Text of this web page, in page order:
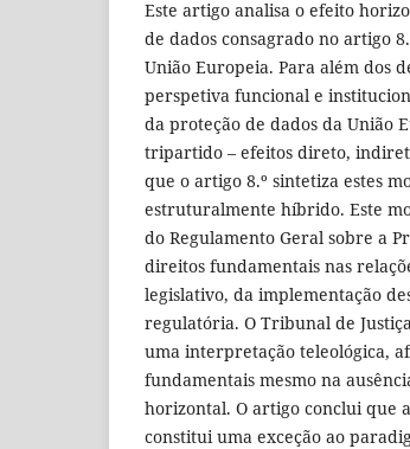
Este artigo analisa o efeito
de dados consagrado no artigo
União Europeia. Para além dos
perspetiva funcional e
da proteção de dados da União
tripartido – efeitos direto,
que o artigo 8.º sintetiza estes
estruturalmente híbrido. Este
do Regulamento Geral sobre a
direitos fundamentais nas
legislativo, da implementação
regulatória. O Tribunal de
uma interpretação teleológica,
fundamentais mesmo na
horizontal. O artigo conclui que
constitui uma exceção ao